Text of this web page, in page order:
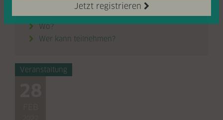
Veranstaltung
 Wo?
 Wer kann teilnehmen?
Jetzt registrieren